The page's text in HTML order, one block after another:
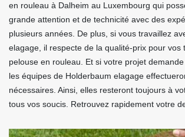
en rouleau à Dalheim au Luxembourg qui
grande attention et de technicité avec des
plusieurs années. De plus, si vous travaillez
elagage, il respecte de la qualité-prix pour vos
pelouse en rouleau. Et si votre projet
les équipes de Holderbaum elagage
nécessaires. Ainsi, elles resteront toujours à
tous vos soucis. Retrouvez rapidement votre